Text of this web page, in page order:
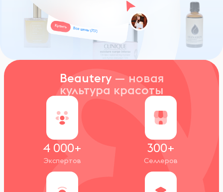
Beautery — новая
культура красоты
4 000+
Экспертов
300+
Селлеров